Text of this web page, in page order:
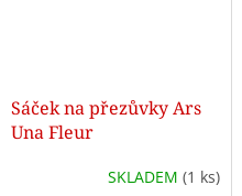
Sáček na přezůvky Ars
Una Fleur
SKLADEM (1 ks)